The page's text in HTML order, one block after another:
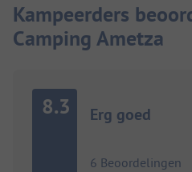
Kampeerders
Camping Ametza
8.3 Erg goed
6 Beoordelingen